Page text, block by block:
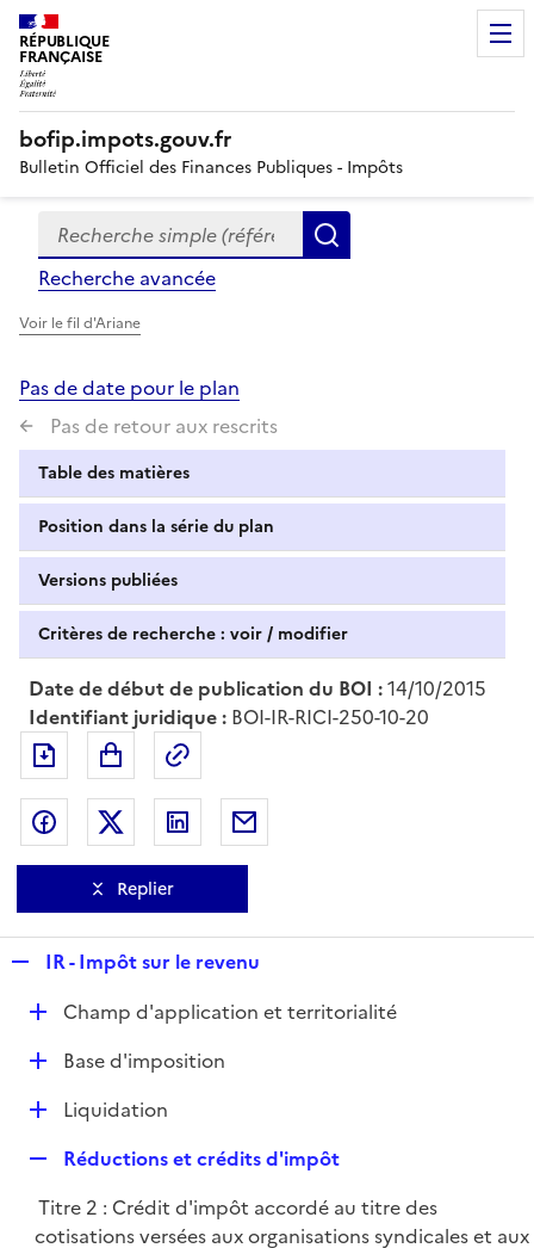
RÉPUBLIQUE
FRANÇAISE
bofip.impots.gouv.fr
Bulletin Officiel des Finances Publiques - Impôts
Formulaire
de
recherche
Recherche simple (références, mots clés, partie du
Recherche avancée
Voir le fil d'Ariane
Pas de date pour le plan
Pas de retour aux rescrits
Table des matières
Position dans la série du plan
Versions publiées
Critères de recherche : voir / modifier
Date de début de publication du BOI :14/10/2015
Identifiant juridique : BOI-IR-RICI-250-10-20
Exporter le document au format pdf
Partager sur Facebook
Partager sur Twitter
Partager sur LinkedIn
Replier
p
l
i
e
IR - Impôt sur le revenu
DChamp d'application et territorialité
D
e
r
Base d'imposition
D
l
i
Liquidation
p
Réductions et crédits d'impôt
Titre 2 : Crédit d'impôt accordé au titre des
cotisations versées aux organisations syndicales et aux